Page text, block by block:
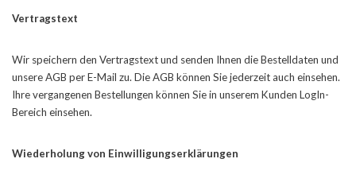
Vertragstext
Wir speichern den Vertragstext und senden Ihnen die Bestelldaten und
unsere AGB per E-Mail zu. Die AGB können Sie jederzeit auch einsehen.
Ihre vergangenen Bestellungen können Sie in unserem Kunden LogIn-
Bereich einsehen.
Wiederholung von Einwilligungserklärungen